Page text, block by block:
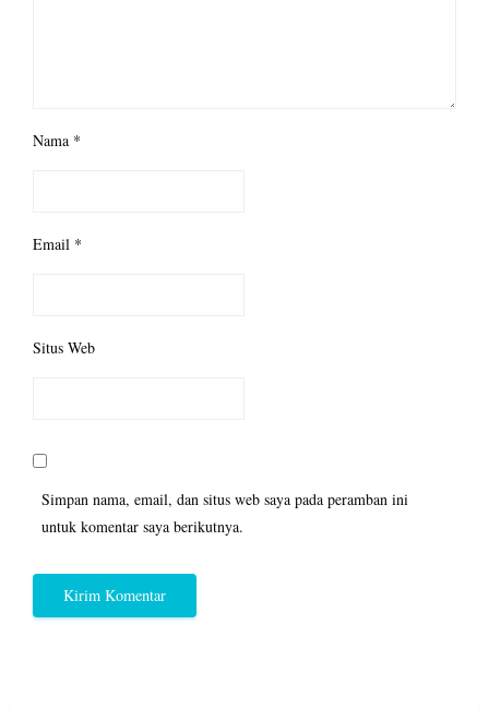
Nama *
Email *
Situs Web
Simpan nama, email, dan situs web saya pada peramban ini
untuk komentar saya berikutnya.